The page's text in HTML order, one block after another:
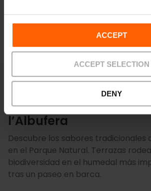
ACCEPT
ACCEPT SELECTION
DENY
Restaurantes con
l’Albufera
Descubre los sabores tradicionales
en el Parque Natural. Terrazas
biodiversidad en el humedal más
tras un paseo en barca.